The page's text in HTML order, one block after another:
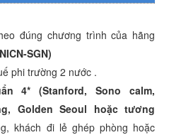
đúng chương trình của hãng
SGN)
phi trường 2 nước .
4* (Stanford, Sono calm,
Golden Seoul hoặc tương
khách đi lẻ ghép phòng hoặc